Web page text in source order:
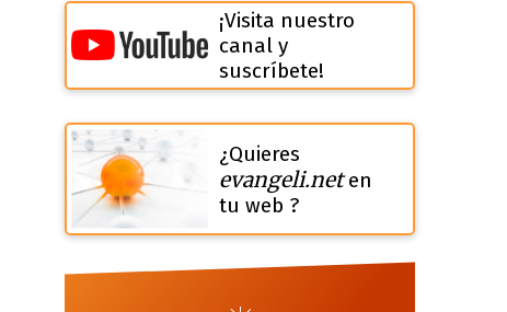
¡Visita nuestro
canal y
suscríbete!
¿Quieres
evangeli.neten
tu web ?